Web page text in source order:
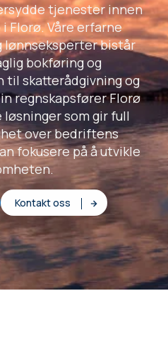
tjenester innen
Florø. Våre erfarne
lønnseksperter bistår
bokføring og
til skatterådgivning og
regnskapsfører Florø
som gir full
over bedriftens
fokusere på å utvikle
Kontakt oss